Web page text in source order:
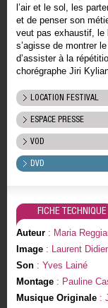
l’air et le sol, les
et de penser son
veut pas exhaustif, le
s’agisse de montrer
d’assister à la
chorégraphe Jiri
LOCATION FESTIVAL
ESPACE PRESSE
VOD
DVD
FICHE TECHNIQUE
Auteur: Maria
Image: Laurent Didier
Son: Yves Lainé
Montage: Pauline
Musique Originale: